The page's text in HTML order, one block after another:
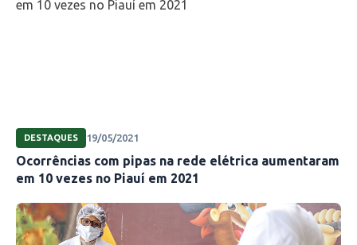
DESTAQUES 19/05/2021
Ocorrências com pipas na rede elétrica aumentaram
em 10 vezes no Piauí em 2021